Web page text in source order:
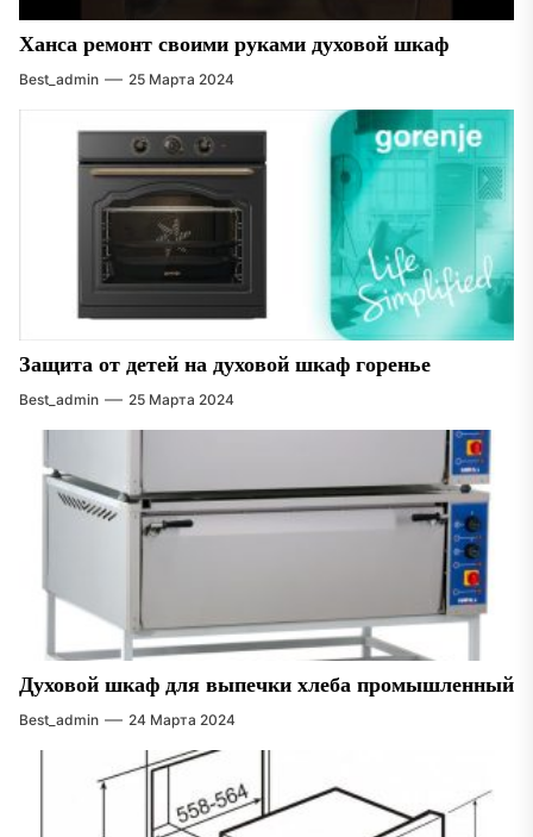
Ханса ремонт своими руками духовой шкаф
Best_admin 25 Марта 2024
Защита от детей на духовой шкаф горенье
Best_admin 25 Марта 2024
Духовой шкаф для выпечки хлеба промышленный
Best_admin 24 Марта 2024